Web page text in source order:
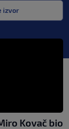
izvor
Kovač bio